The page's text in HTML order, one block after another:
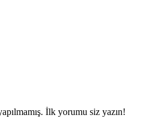
İlk yorumu siz yazın!